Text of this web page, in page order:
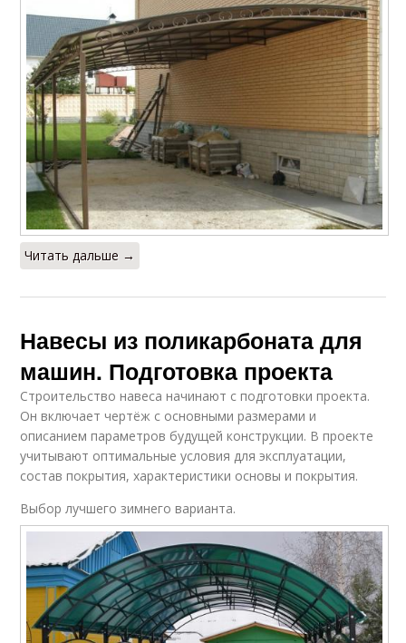
Читать дальше →
Навесы из поликарбоната для
машин. Подготовка проекта
Строительство навеса начинают с подготовки проекта.
Он включает чертёж с основными размерами и
описанием параметров будущей конструкции. В проекте
учитывают оптимальные условия для эксплуатации,
состав покрытия, характеристики основы и покрытия.
Выбор лучшего зимнего варианта.